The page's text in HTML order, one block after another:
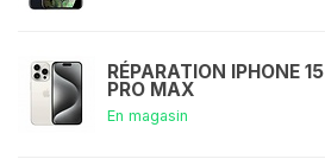
RÉPARATION IPHONE 15
PRO MAX
En magasin